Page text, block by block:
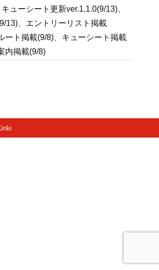
ューシート更新ver.1.1.0(9/13)、
13)、エントリーリスト掲載
ート掲載(9/8)、キューシート掲載
内掲載(9/8)